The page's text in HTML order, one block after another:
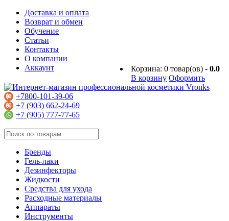
Доставка и оплата
Возврат и обмен
Обучение
Статьи
Контакты
О компании
Корзина: 0 товар(ов) - 0.0
В корзину Оформить
Аккаунт
+7800-101-39-06
+7 (903) 662-24-69
+7 (905) 777-77-65
Бренды
Гель-лаки
Дезинфекторы
Жидкости
Средства для ухода
Расходные материалы
Аппараты
Инструменты